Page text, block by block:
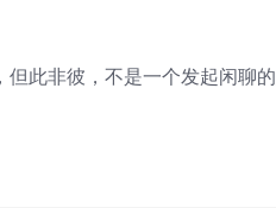
此非彼，不是一个发起闲聊